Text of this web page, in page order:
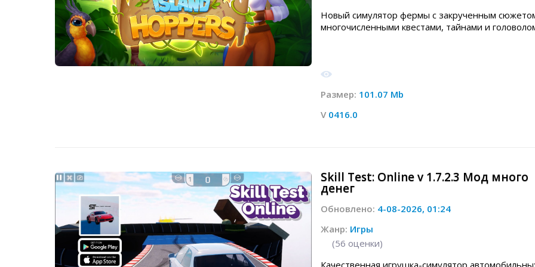
Новый симулятор фермы с закрученным
многочисленными квестами, тайнами и
Размер: 101.07 Mb
V 0416.0
Skill Test: Online v 1.7.2.3 Мод много
денег
Обновлено: 4-08-2026, 01:24
Жанр: Игры
(56 оценки)